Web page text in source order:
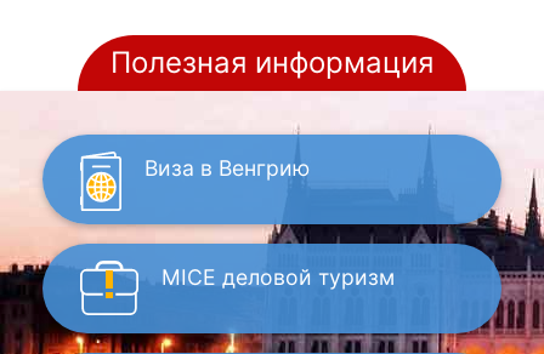
Полезная информация
Виза в Венгрию
MICE деловой туризм